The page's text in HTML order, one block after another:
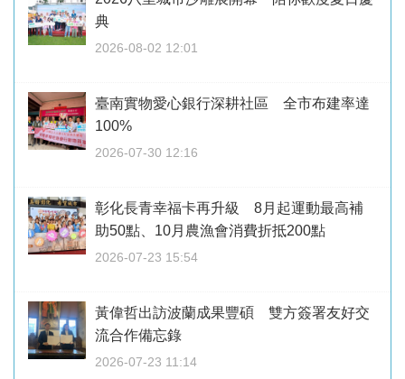
典
2026-08-02 12:01
臺南實物愛心銀行深耕社區 全市布建率達
100%
2026-07-30 12:16
彰化長青幸福卡再升級 8月起運動最高補
助50點、10月農漁會消費折抵200點
2026-07-23 15:54
黃偉哲出訪波蘭成果豐碩 雙方簽署友好交
流合作備忘錄
2026-07-23 11:14